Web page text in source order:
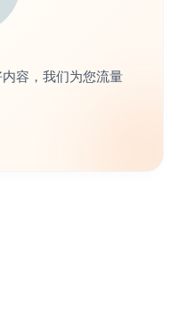
容，我们为您流量